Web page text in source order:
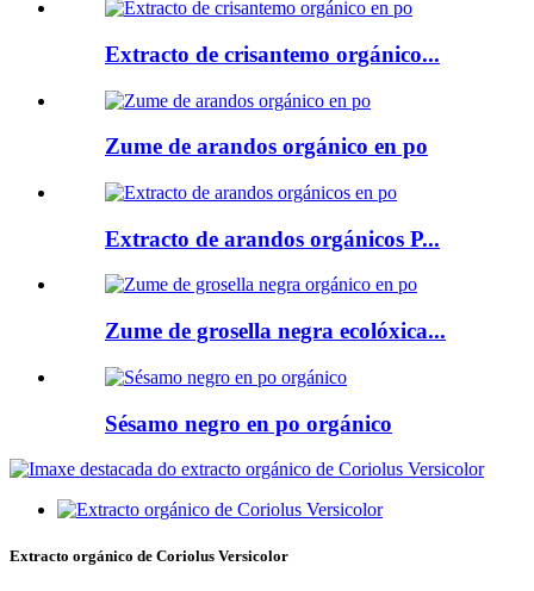
Extracto de crisantemo orgánico...
Zume de arandos orgánico en po
Extracto de arandos orgánicos P...
Zume de grosella negra ecolóxica...
Sésamo negro en po orgánico
Extracto orgánico de Coriolus Versicolor